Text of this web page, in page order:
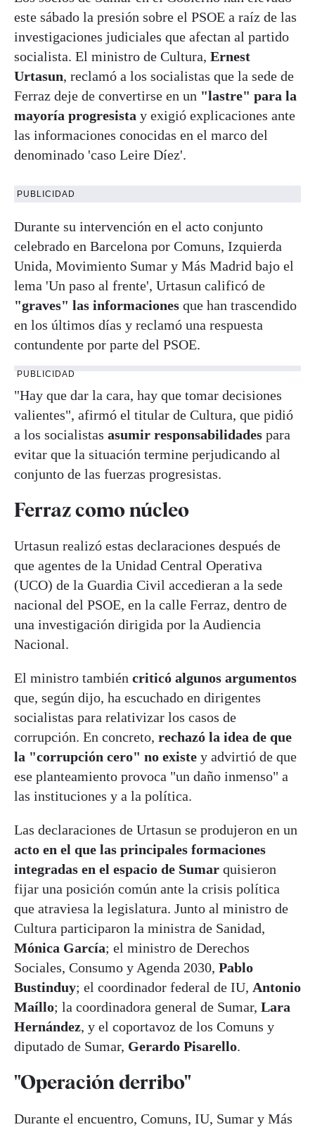
este sábado la presión sobre el PSOE a raíz de las
investigaciones judiciales que afectan al partido
socialista. El ministro de Cultura, Ernest
Urtasun, reclamó a los socialistas que la sede de
Ferraz deje de convertirse en un "lastre" para la
mayoría progresista y exigió explicaciones ante
las informaciones conocidas en el marco del
denominado 'caso Leire Díez'.
PUBLICIDAD
Durante su intervención en el acto conjunto
celebrado en Barcelona por Comuns, Izquierda
Unida, Movimiento Sumar y Más Madrid bajo el
lema 'Un paso al frente', Urtasun calificó de
"graves" las informaciones que han trascendido
en los últimos días y reclamó una respuesta
contundente por parte del PSOE.
PUBLICIDAD
"Hay que dar la cara, hay que tomar decisiones
valientes", afirmó el titular de Cultura, que pidió
a los socialistas asumir responsabilidades para
evitar que la situación termine perjudicando al
conjunto de las fuerzas progresistas.
Ferraz como núcleo
Urtasun realizó estas declaraciones después de
que agentes de la Unidad Central Operativa
(UCO) de la Guardia Civil accedieran a la sede
nacional del PSOE, en la calle Ferraz, dentro de
una investigación dirigida por la Audiencia
Nacional.
El ministro también criticó algunos argumentos
que, según dijo, ha escuchado en dirigentes
socialistas para relativizar los casos de
corrupción. En concreto, rechazó la idea de que
la "corrupción cero" no existe y advirtió de que
ese planteamiento provoca "un daño inmenso" a
las instituciones y a la política.
Las declaraciones de Urtasun se produjeron en un
acto en el que las principales formaciones
integradas en el espacio de Sumar quisieron
fijar una posición común ante la crisis política
que atraviesa la legislatura. Junto al ministro de
Cultura participaron la ministra de Sanidad,
Mónica García; el ministro de Derechos
Sociales, Consumo y Agenda 2030, Pablo
Bustinduy; el coordinador federal de IU, Antonio
Maíllo; la coordinadora general de Sumar, Lara
Hernández, y el coportavoz de los Comuns y
diputado de Sumar, Gerardo Pisarello.
"Operación derribo"
Durante el encuentro, Comuns, IU, Sumar y Más